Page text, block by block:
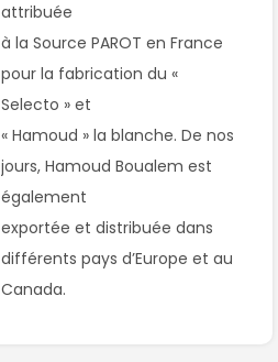
attribuée
à la Source PAROT en France
pour la fabrication du «
Selecto » et
« Hamoud » la blanche. De nos
jours, Hamoud Boualem est
également
exportée et distribuée dans
différents pays d’Europe et au
Canada.